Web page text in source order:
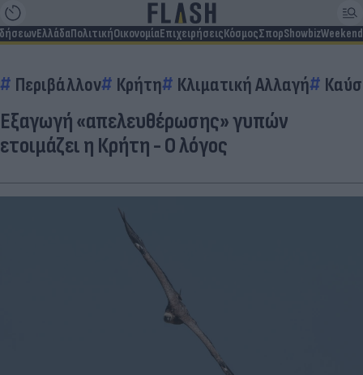
ΕλλάδαΠολιτικήΟικονομίαΕπιχειρήσειςΚόσμοςΣπορShowbizWeekend
Περιβάλλον Κρήτη Κλιματική Αλλαγή
Εξαγωγή «απελευθέρωσης» γυπών
ετοιμάζει η Κρήτη - Ο λόγος